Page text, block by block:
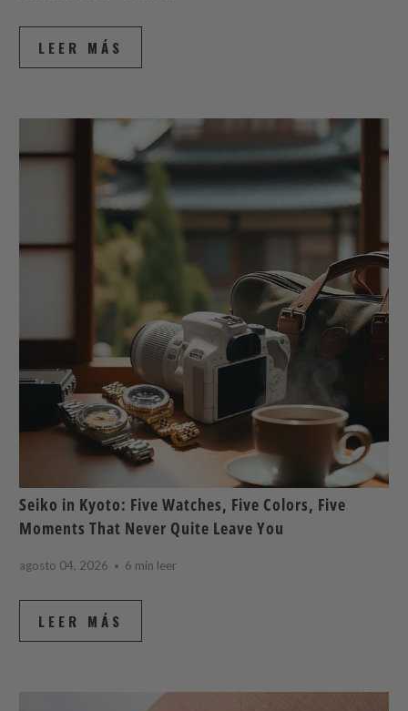
LEER MÁS
Seiko in Kyoto: Five Watches, Five Colors, Five
Moments That Never Quite Leave You
agosto 04, 2026 6 min leer
LEER MÁS